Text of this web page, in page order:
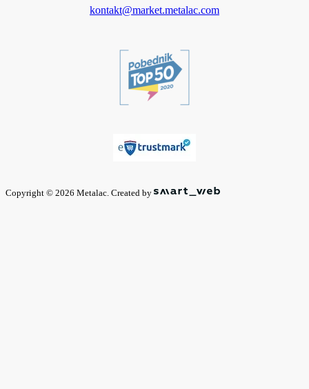
kontakt@market.metalac.com
Copyright © 2026 Metalac. Created by